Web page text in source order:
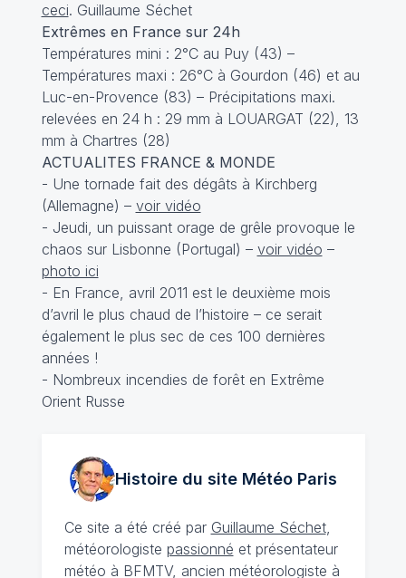
ceci. Guillaume Séchet
Extrêmes en France sur 24h
Températures mini : 2°C au Puy (43) –
Températures maxi : 26°C à Gourdon (46) et au
Luc-en-Provence (83) – Précipitations maxi.
relevées en 24 h : 29 mm à LOUARGAT (22), 13
mm à Chartres (28)
ACTUALITES FRANCE & MONDE
- Une tornade fait des dégâts à Kirchberg
(Allemagne) – voir vidéo
- Jeudi, un puissant orage de grêle provoque le
chaos sur Lisbonne (Portugal) – voir vidéo –
photo ici
- En France, avril 2011 est le deuxième mois
d’avril le plus chaud de l’histoire – ce serait
également le plus sec de ces 100 dernières
années !
- Nombreux incendies de forêt en Extrême
Orient Russe
Histoire du site MétéoParis
Ce site a été créé par Guillaume Séchet,
météorologiste passionné et présentateur
météo à BFMTV, ancien météorologiste à